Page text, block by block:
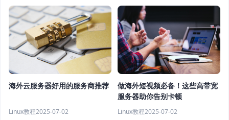
海外云服务器好用的服务商推荐
Linux教程2025-07-02
做海外短视频必备！这些高带宽
服务器助你告别卡顿
Linux教程2025-07-02